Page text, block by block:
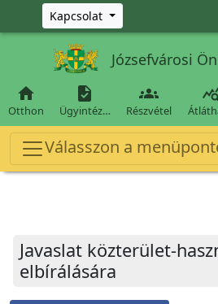
Ugrás a fő tartalomra
Kapcsolat
Józsefvárosi

Otthon

Ügyintéz…

Részvétel
Válasszon a
Javaslat közterület-
elbírálására